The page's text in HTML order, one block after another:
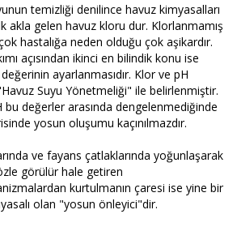
temizliği denilince havuz kimyasalları
akla gelen havuz kloru dur. Klorlanmamış
hastalığa neden olduğu çok aşikardır.
açısından ikinci en bilindik konu ise
ayarlanmasıdır. Klor ve pH
Suyu Yönetmeliği" ile belirlenmiştir.
bu değerler arasında dengelenmediğinde
yosun oluşumu kaçınılmazdır.
ve fayans çatlaklarında yoğunlaşarak
görülür hale getiren
kurtulmanın çaresi ise yine bir
olan "yosun önleyici"dir.